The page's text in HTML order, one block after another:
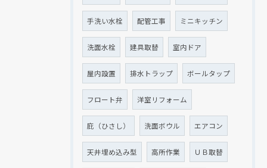
手洗い水栓 配管工事 ミニキッチン
洗面水栓 建具取替 室内ドア
屋内設置 排水トラップ ボールタップ
フロート弁 洋室リフォーム
庇（ひさし） 洗面ボウル エアコン
天井埋め込み型 高所作業 ＵＢ取替